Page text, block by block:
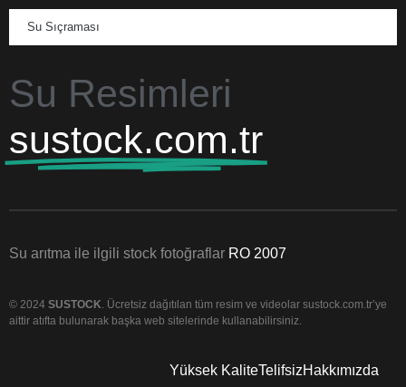
Su Sıçraması
Su Resimleri
sustock.com.tr
Su arıtma ile ilgili stock fotoğraflar RO 2007
© 2024 SUSTOCK . Ücretsiz dağıtılan tüm resim ve videolar sustock.com.tr’ye
aittir atıfta bulunarak başka web sitelerinde kullanabilirsiniz.
Yüksek KaliteTelifsizHakkımızda